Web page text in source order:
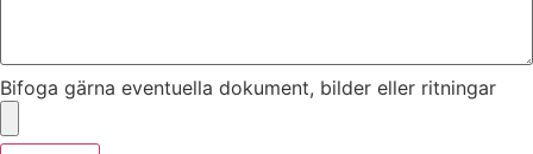
Bifoga gärna eventuella dokument, bilder eller ritningar